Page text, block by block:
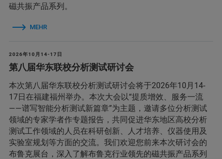
磁共振产品系列。
MEHR
2026年10月14-17日
第八届华东联校分析测试研讨会
本次第八届华东联校分析测试研讨会将于2026年10月14-
17日在福建福州举办。本次大会以“提质增效、服务一流
——谱写智能分析测试新篇章”为主题，邀请多位分析测试
领域的专家学者作专题报告，共同促进华东地区高校分析
测试工作领域的人员在科研创新、人才培养、仪器使用及
实验室规划等方面的交流。我们欢迎您前来本次研讨会的
布鲁克展台，深入了解布鲁克行业领先的磁共振产品系列